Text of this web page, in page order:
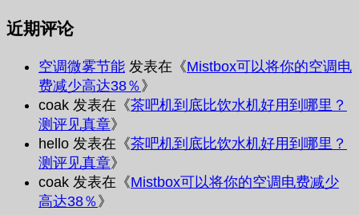
近期评论
空调微雾节能 发表在《Mistbox可以将你的空调电
费减少高达38％》
coak 发表在《茶吧机到底比饮水机好用到哪里？
测评见真章》
hello 发表在《茶吧机到底比饮水机好用到哪里？
测评见真章》
coak 发表在《Mistbox可以将你的空调电费减少
高达38％》